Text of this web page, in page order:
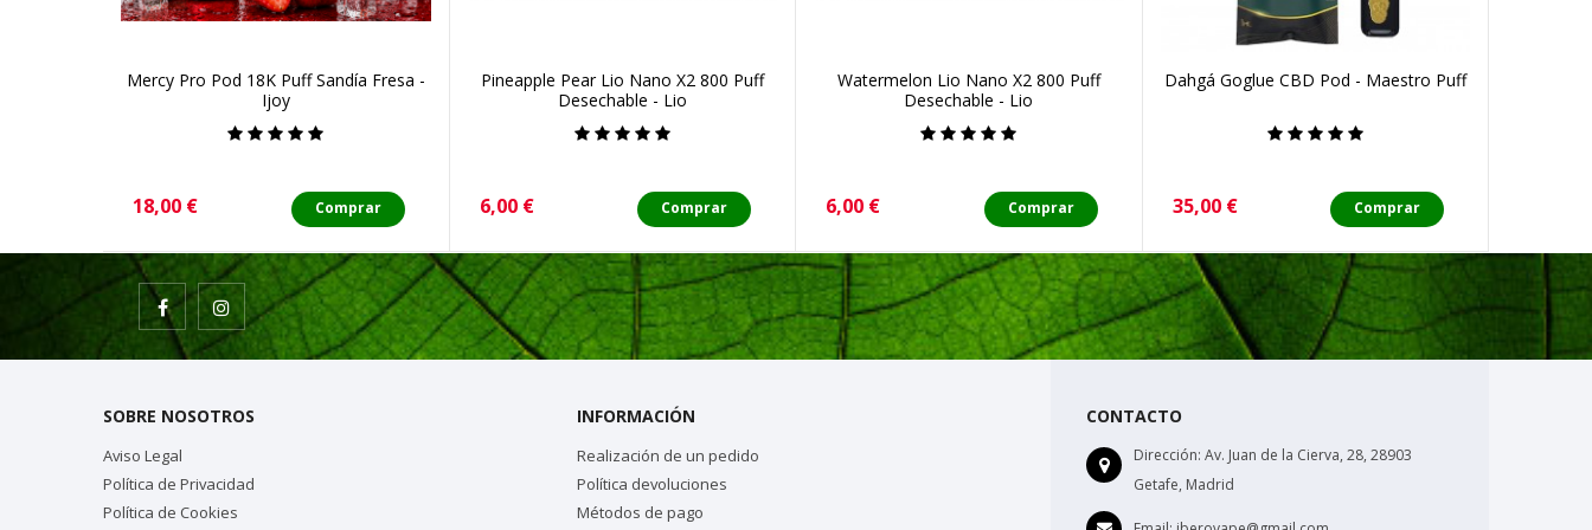
Mercy Pro Pod 18K Puff Sandía Fresa -
Ijoy
Precio
18,00 € Comprar
Pineapple Pear Lio Nano X2 800 Puff
Desechable - Lio
Precio
6,00 € Comprar
Watermelon Lio Nano X2 800 Puff
Desechable - Lio
Precio
6,00 € Comprar
Dahgá Goglue CBD Pod - Maestro Puff
Precio
35,00 € Comprar
SOBRE NOSOTROS
Aviso Legal
Política de Privacidad
Política de Cookies
INFORMACIÓN
Realización de un pedido
Política devoluciones
Métodos de pago
CONTACTO
Dirección: Av. Juan de la Cierva, 28, 28903
Getafe, Madrid